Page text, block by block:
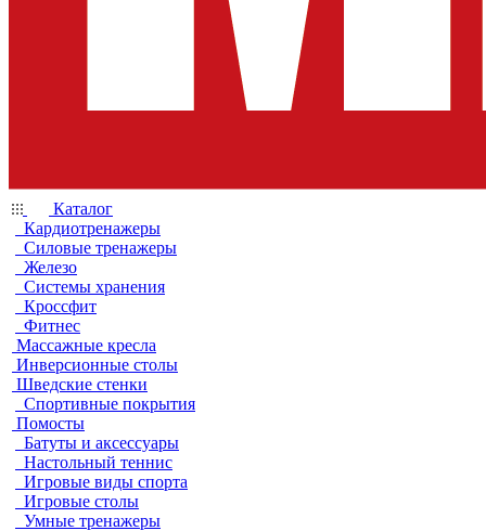
Каталог
Кардиотренажеры
Силовые тренажеры
Железо
Системы хранения
Кроссфит
Фитнес
Массажные кресла
Инверсионные столы
Шведские стенки
Спортивные покрытия
Помосты
Батуты и аксессуары
Настольный теннис
Игровые виды спорта
Игровые столы
Умные тренажеры